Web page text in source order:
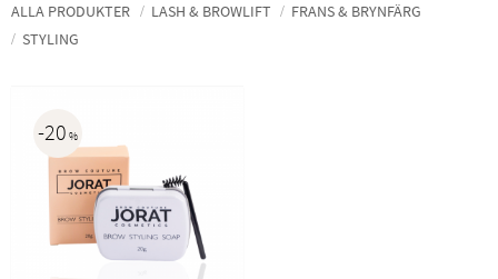
ALLA PRODUKTER LASH & BROWLIFT
FRANS & BRYNFÄRG
STYLING
20 %